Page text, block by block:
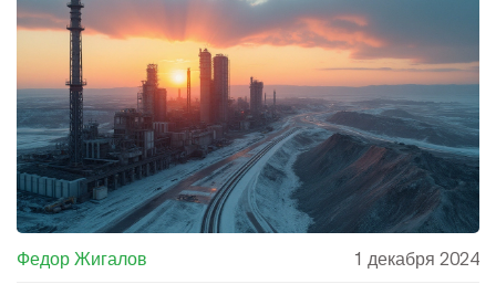
известными марками, как Ford и Tesla. Кроме
того, страна активно инвестирует в инновации и
устойчивое развитие, что делает её передовой в
мировой экономике.
Федор Жигалов 1 декабря 2024